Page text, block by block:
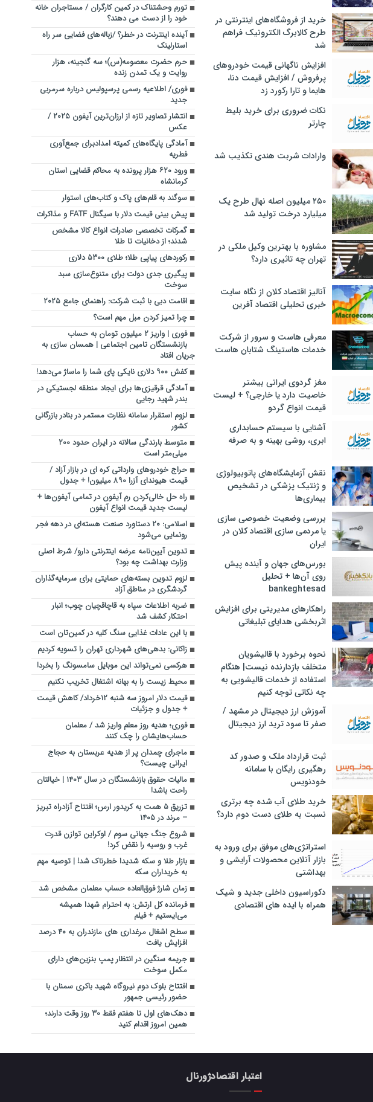
خرید از فروشگاه‌های اینترنتی در
طرح کالابرگ الکترونیک فراهم
شد
افزایش ناگهانی قیمت خودروهای
پرفروش / افزایش قیمت دنا،
هایما و تارا رکورد زد
نکات ضروری برای خرید بلیط
چارتر
وارادات شربت هندی تکذیب شد
۲۵۰ میلیون اصله نهال طرح یک
میلیارد درخت تولید شد
مشاوره با بهترین وکیل ملکی در
تهران چه تاثیری دارد؟
آنالیز اقتصاد کلان از نگاه سایت
خبری تحلیلی اقتصاد آفرین
معرفی هاست و سرور از شرکت
خدمات هاستینگ شتابان هاست
مغز گردوی ایرانی بیشتر
خاصیت دارد یا خارجی؟ + لیست
قیمت انواع گردو
آشنایی با سیستم حسابداری
ابری، روشی بهینه و به صرفه
نقش آزمایشگاه‌های پاتوبیولوژی
و ژنتیک پزشکی در تشخیص
بیماری‌ها
بررسی وضعیت خصوصی سازی
یا مردمی سازی اقتصاد کلان در
ایران
بورس‌های جهان و آینده پیش
روی آن‌ها + تحلیل
bankeghtesad
راهکارهای مدیریتی برای افزایش
اثربخشی هدایای تبلیغاتی
نحوه برخورد با قالیشویان
متخلف بازدارنده نیست| هنگام
استفاده از خدمات قالیشویی به
چه نکاتی توجه کنیم
آموزش ارز دیجیتال در مشهد /
صفر تا سود ترید ارز دیجیتال
ثبت قرارداد ملک و صدور کد
رهگیری رایگان با سامانه
خودنویس
خرید طلای آب شده چه برتری
نسبت به طلای دست دوم دارد؟
استراتژی‌های موفق برای ورود به
بازار آنلاین محصولات آرایشی و
بهداشتی
دکوراسیون داخلی جدید و شیک
همراه با ایده های اقتصادی
تورم وحشتناک در کمین کارگران / مستاجران خانه
خود را از دست می دهند؟
آینده اینترنت در خطر؟ /زباله‌های فضایی سر راه
استارلینک
حرم حضرت معصومه(س)؛ سه گنجینه، هزار
روایت و یک تمدن زنده
فوری/ اطلاعیه رسمی پرسپولیس درباره سرمربی
جدید
انتشار تصاویر تازه از ارزان‌ترین آیفون ۲۰۲۵ /
عکس
آمادگی پایگاه‌های کمیته امدادبرای جمع‌آوری
فطریه
ورود ۶۲۰ هزار پرونده به محاکم قضایی استان
کرمانشاه
سوگند به قلم‌های پاک و کتاب‌های استوار
پیش بینی قیمت دلار با سیگنال FATF و مذاکرات
گمرکات تخصصی صادرات انواع کالا مشخص
شدند؛ از دخانیات تا طلا
رکوردهای پیاپی طلا؛ طلای ۵۳۰۰ دلاری
پیگیری جدی دولت برای متنوع‌سازی سبد
سوخت
اقامت دبی با ثبت شرکت: راهنمای جامع ۲۰۲۵
چرا تمیز کردن مبل مهم است؟
فوری | واریز ۲ میلیون تومان به حساب
بازنشستگان تامین اجتماعی | همسان سازی به
جریان افتاد
کفش ۹۰۰ دلاری نایکی پای شما را ماساژ می‌دهد!
آمادگی قرقیزی‌ها برای ایجاد منطقه لجستیکی در
بندر شهید رجایی
لزوم استقرار سامانه نظارت مستمر در بنادر بازرگانی
کشور
متوسط بارندگی سالانه در ایران حدود ۲۰۰
میلی‌متر است
حراج خودروهای وارداتی کره ای در بازار آزاد /
قیمت هیوندای آزرا ۸۹۰ میلیون! + جدول
راه حل خالی‌کردن رم آیفون در تمامی آیفون‌ها +
لیست جدید قیمت انواع آیفون
اسلامی: ۲۰ دستاورد صنعت هسته‌ای در دهه فجر
رونمایی می‌شود
تدوین آیین‌نامه عرضه اینترنتی دارو/ شرط اصلی
وزارت بهداشت چه بود؟
لزوم تدوین بسته‌های حمایتی برای سرمایه‌گذاران
گردشگری در مناطق آزاد
ضربه اطلاعات سپاه به قاچاقچیان چوب؛ انبار
احتکار کشف شد
با این عادات غذایی سنگ کلیه در کمین‌تان است
زاکانی: بدهی‌های شهرداری تهران را تسویه کردیم
هرکسی نمی‌تواند این موبایل سامسونگ را بخرد!
محیط زیست را به بهانه اشتغال تخریب نکنیم
قیمت دلار امروز سه شنبه ۱۲خرداد/ کاهش قیمت
+ جدول و جزئیات
فوری؛ هدیه روز معلم واریز شد / معلمان
حساب‌هایشان را چک کنند
ماجرای چمدان پر از هدیه عربستان به حجاج
ایرانی چیست؟
مالیات حقوق بازنشستگان در سال ۱۴۰۳ | خیالتان
راحت باشد!
تزریق ۵ همت به کریدور ارس؛ افتتاح آزادراه تبریز
– مرند در ۱۴۰۵
شروع جنگ جهانی سوم / اوکراین توازن قدرت
غرب و روسیه را نقض کرد!
بازار طلا و سکه شدیدا خطرناک شد! | توصیه مهم
به خریداران سکه
زمان شارژ فوق‌العاده حساب معلمان مشخص شد
فرمانده کل ارتش: به احترام شهدا همیشه
می‌ایستیم + فیلم
سطح اشغال مرغداری های مازندران به ۴۰ درصد
افزایش یافت
جریمه سنگین در انتظار پمپ بنزین‌های دارای
مکمل سوخت
افتتاح بلوک دوم نیروگاه شهید باکری سمنان با
حضور رئیسی جمهور
دهک‌های اول تا هفتم فقط ۳۰ روز وقت دارند؛
همین امروز اقدام کنید
اعتبار اقتصادژورنال